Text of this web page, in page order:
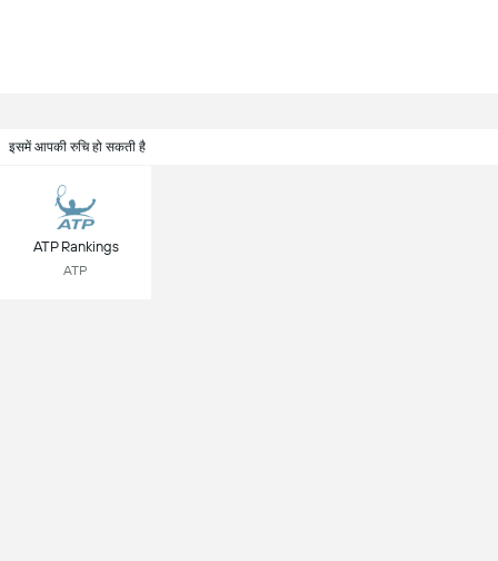
इसमें आपकी रुचि हो सकती है
ATP Rankings
ATP